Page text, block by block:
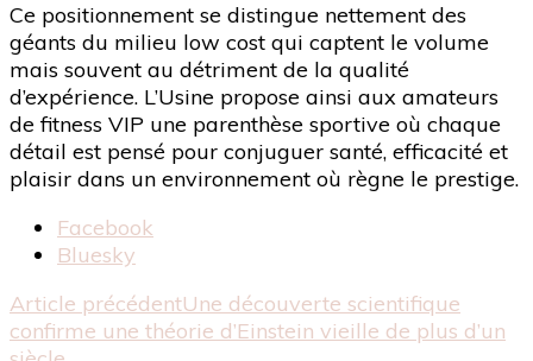
Ce positionnement se distingue nettement des
géants du milieu low cost qui captent le volume
mais souvent au détriment de la qualité
d’expérience. L’Usine propose ainsi aux amateurs
de fitness VIP une parenthèse sportive où chaque
détail est pensé pour conjuguer santé, efficacité et
plaisir dans un environnement où règne le prestige.
Partager
"L’Usine
:
Facebook
Bluesky
Navigation
d'article
Article précédentUne découverte scientifique
confirme une théorie d’Einstein vieille de plus d’un